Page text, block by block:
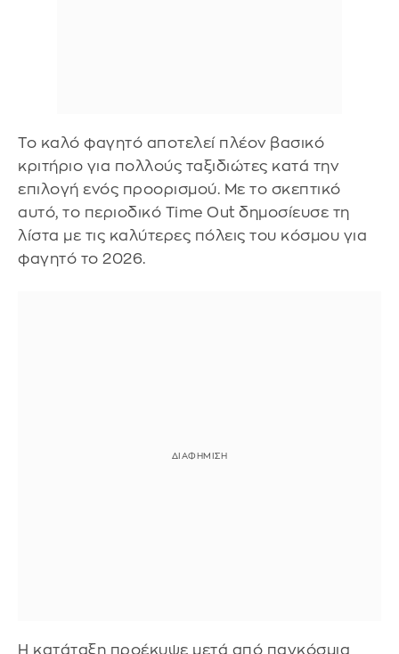
Το καλό φαγητό αποτελεί πλέον βασικό
κριτήριο για πολλούς ταξιδιώτες κατά την
επιλογή ενός προορισμού. Με το σκεπτικό
αυτό, το περιοδικό Time Out δημοσίευσε τη
λίστα με τις καλύτερες πόλεις του κόσμου για
φαγητό το 2026.
Η κατάταξη προέκυψε μετά από παγκόσμια